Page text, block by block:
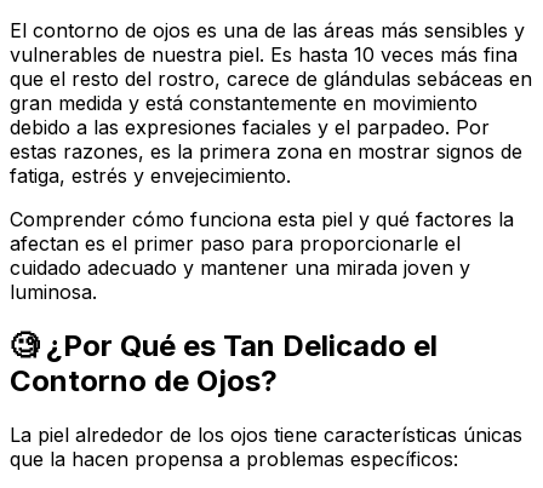
El contorno de ojos es una de las áreas más sensibles y
vulnerables de nuestra piel. Es hasta 10 veces más fina
que el resto del rostro, carece de glándulas sebáceas en
gran medida y está constantemente en movimiento
debido a las expresiones faciales y el parpadeo. Por
estas razones, es la primera zona en mostrar signos de
fatiga, estrés y envejecimiento.
Comprender cómo funciona esta piel y qué factores la
afectan es el primer paso para proporcionarle el
cuidado adecuado y mantener una mirada joven y
luminosa.
🧐 ¿Por Qué es Tan Delicado el
Contorno de Ojos?
La piel alrededor de los ojos tiene características únicas
que la hacen propensa a problemas específicos: